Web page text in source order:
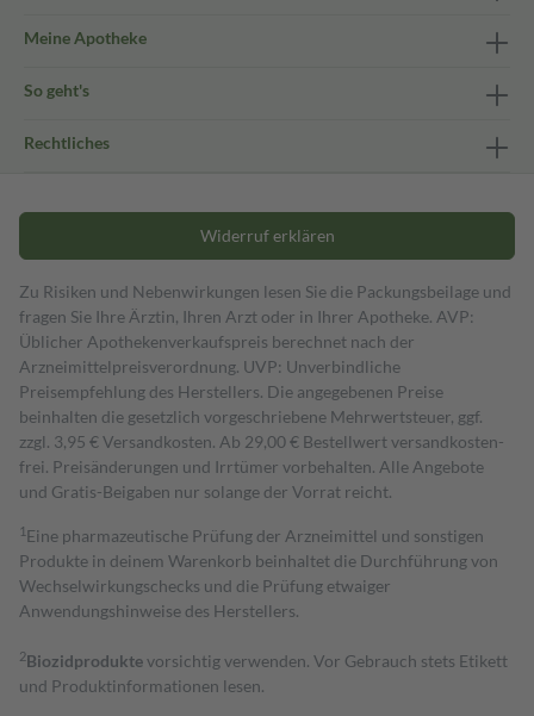
Meine Apotheke
So geht's
Rechtliches
Widerruf erklären
Zu Risiken und Nebenwirkungen lesen Sie die Packungsbeilage und
fragen Sie Ihre Ärztin, Ihren Arzt oder in Ihrer Apotheke. AVP:
Üblicher Apothekenverkaufspreis berechnet nach der
Arzneimittelpreisverordnung. UVP: Unverbindliche
Preisempfehlung des Herstellers. Die angegebenen Preise
beinhalten die gesetzlich vorgeschriebene Mehrwertsteuer, ggf.
zzgl. 3,95 € Versandkosten. Ab 29,00 € Bestell­wert versand­kosten­
frei. Preisänderungen und Irrtümer vorbehalten. Alle Angebote
und Gratis-Beigaben nur solange der Vorrat reicht.
1 Eine pharmazeutische Prüfung der Arzneimittel und sonstigen
Produkte in deinem Warenkorb beinhaltet die Durchführung von
Wechselwirkungschecks und die Prüfung etwaiger
Anwendungshinweise des Herstellers.
2Biozidproduktevorsichtig verwenden. Vor Gebrauch stets Etikett
und Produktinformationen lesen.